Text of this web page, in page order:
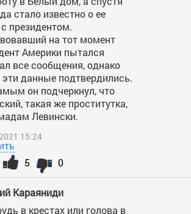
стало известно о ее
президентом.
на тот момент
Америки пытался
все сообщения, однако
эти данные подтвердились.
он подчеркнул, что
такая же проститутка,
Левински.
15:24
0
5
Караяниди
в крестах или голова в